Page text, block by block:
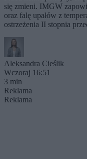
się zmieni. IMGW
oraz falę upałów z
ostrzeżenia II stopnia
Aleksandra Cieślik
Wczoraj 16:51
3 min
Reklama
Reklama